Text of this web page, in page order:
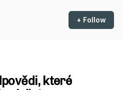
+ Follow
které